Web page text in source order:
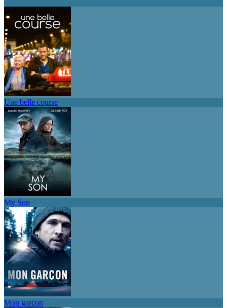
Une belle course
My Son
Mon garçon